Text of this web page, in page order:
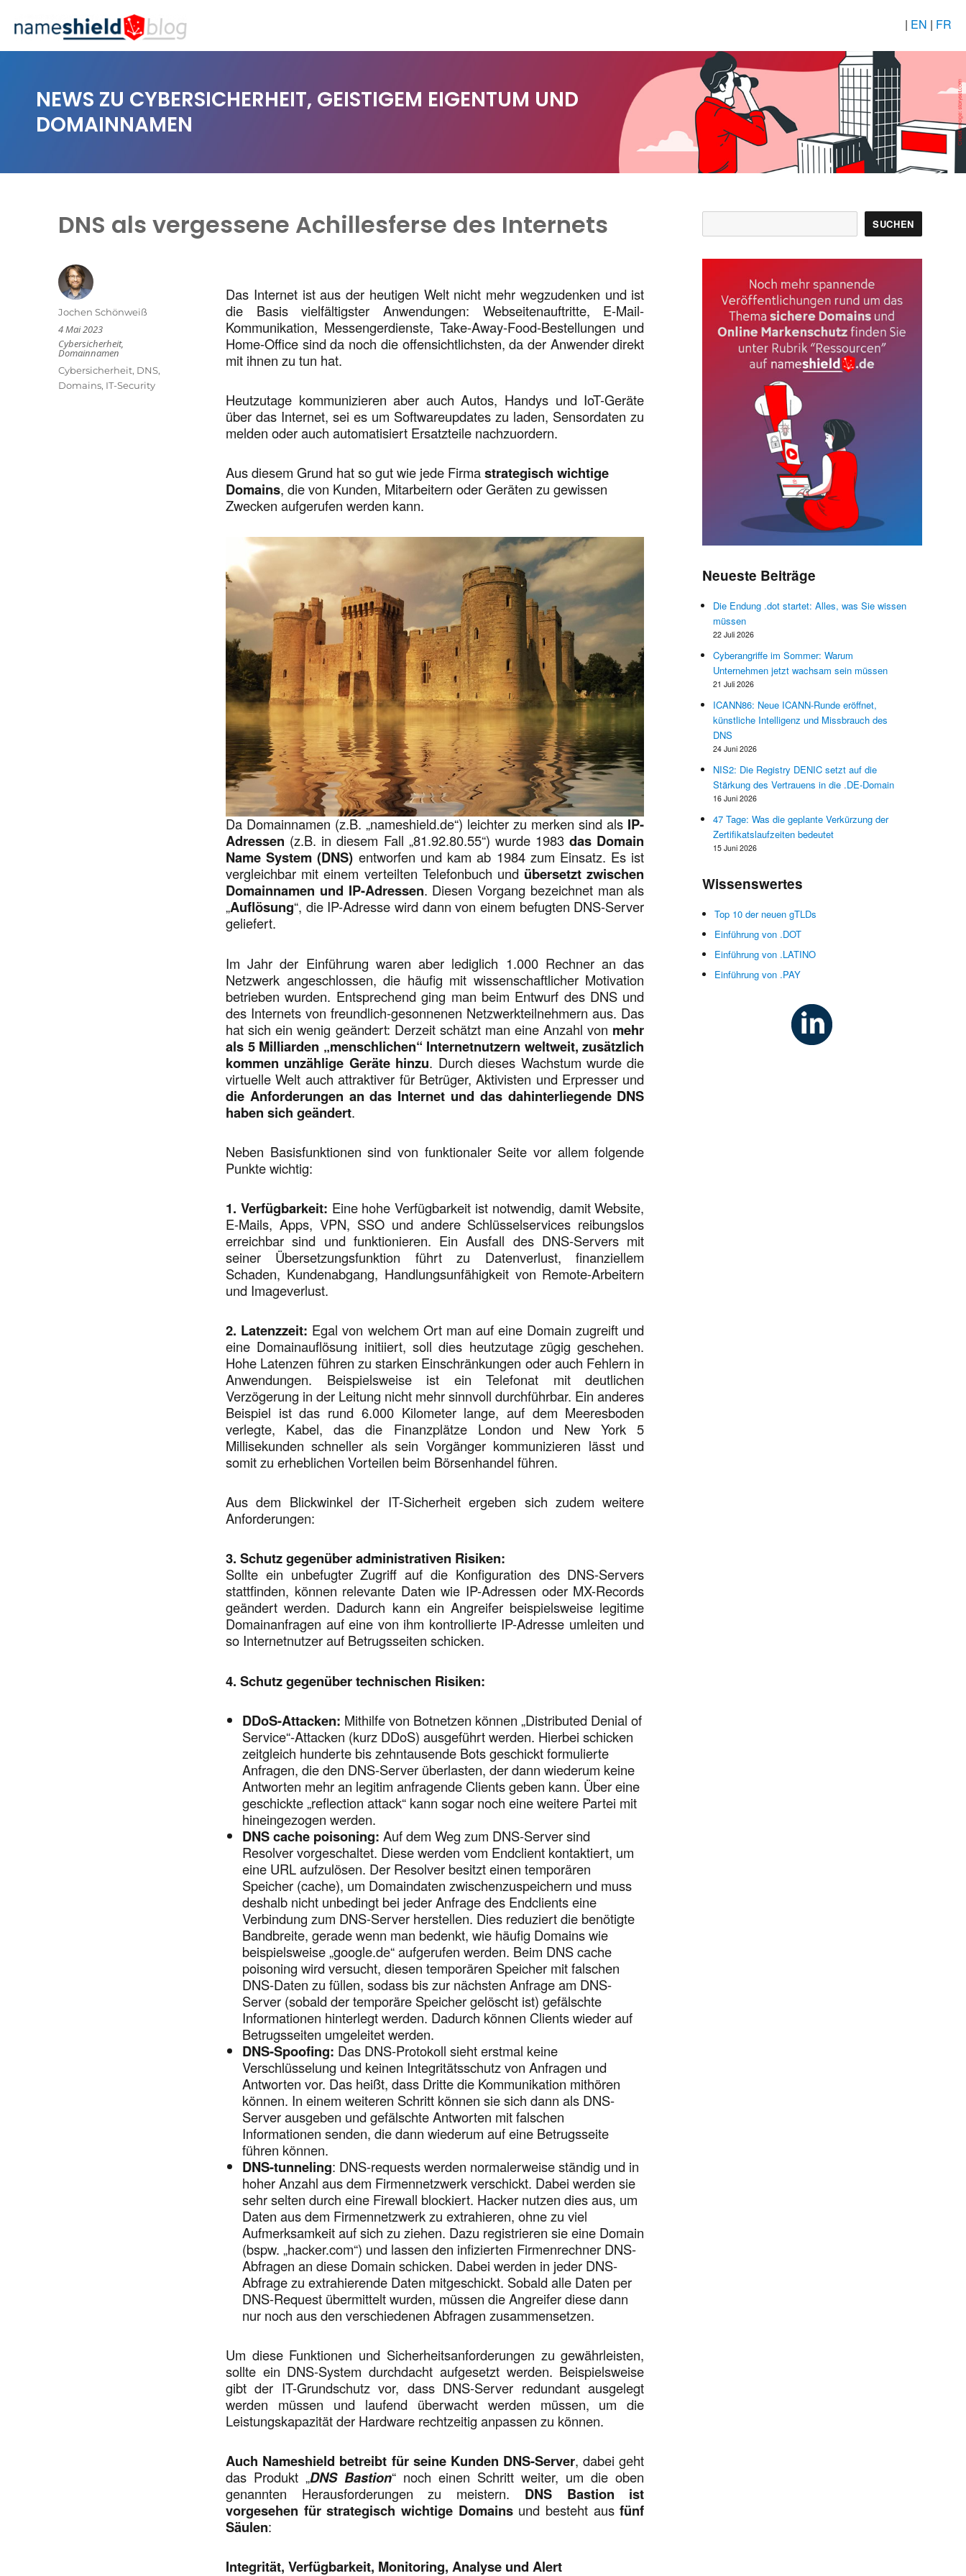
| EN | FR
NEWS ZU CYBERSICHERHEIT, GEISTIGEM EIGENTUM UND
DOMAINNAMEN
DNS als vergessene Achillesferse des Internets
Das Internet ist aus der heutigen Welt nicht mehr wegzudenken und ist
die Basis vielfältigster Anwendungen: Webseitenauftritte, E-Mail-
Kommunikation, Messengerdienste, Take-Away-Food-Bestellungen und
Home-Office sind da noch die offensichtlichsten, da der Anwender direkt
mit ihnen zu tun hat.
Heutzutage kommunizieren aber auch Autos, Handys und IoT-Geräte
über das Internet, sei es um Softwareupdates zu laden, Sensordaten zu
melden oder auch automatisiert Ersatzteile nachzuordern.
Aus diesem Grund hat so gut wie jede Firmastrategisch wichtige
Domains, die von Kunden, Mitarbeitern oder Geräten zu gewissen
Zwecken aufgerufen werden kann.
Da Domainnamen (z.B. „nameshield.de“) leichter zu merken sind als IP-
Adressen (z.B. in diesem Fall „81.92.80.55“) wurde 1983das Domain
Name System (DNS) entworfen und kam ab 1984 zum Einsatz. Es ist
vergleichbar mit einem verteilten Telefonbuch und übersetzt zwischen
Domainnamen und IP-Adressen. Diesen Vorgang bezeichnet man als
„Auflösung“, die IP-Adresse wird dann von einem befugten DNS-Server
geliefert.
Im Jahr der Einführung waren aber lediglich 1.000 Rechner an das
Netzwerk angeschlossen, die häufig mit wissenschaftlicher Motivation
betrieben wurden. Entsprechend ging man beim Entwurf des DNS und
des Internets von freundlich-gesonnenen Netzwerkteilnehmern aus. Das
hat sich ein wenig geändert: Derzeit schätzt man eine Anzahl von mehr
als 5 Milliarden „menschlichen“ Internetnutzern weltweit, zusätzlich
kommen unzählige Geräte hinzu. Durch dieses Wachstum wurde die
virtuelle Welt auch attraktiver für Betrüger, Aktivisten und Erpresser und
die Anforderungen an das Internet und das dahinterliegende DNS
haben sich geändert.
Neben Basisfunktionen sind von funktionaler Seite vor allem folgende
Punkte wichtig:
1. Verfügbarkeit: Eine hohe Verfügbarkeit ist notwendig, damit Website,
E-Mails, Apps, VPN, SSO und andere Schlüsselservices reibungslos
erreichbar sind und funktionieren. Ein Ausfall des DNS-Servers mit
seiner Übersetzungsfunktion führt zu Datenverlust, finanziellem
Schaden, Kundenabgang, Handlungsunfähigkeit von Remote-Arbeitern
und Imageverlust.
2. Latenzzeit: Egal von welchem Ort man auf eine Domain zugreift und
eine Domainauflösung initiiert, soll dies heutzutage zügig geschehen.
Hohe Latenzen führen zu starken Einschränkungen oder auch Fehlern in
Anwendungen. Beispielsweise ist ein Telefonat mit deutlichen
Verzögerung in der Leitung nicht mehr sinnvoll durchführbar. Ein anderes
Beispiel ist das rund 6.000 Kilometer lange, auf dem Meeresboden
verlegte, Kabel, das die Finanzplätze London und New York 5
Millisekunden schneller als sein Vorgänger kommunizieren lässt und
somit zu erheblichen Vorteilen beim Börsenhandel führen.
Aus dem Blickwinkel der IT-Sicherheit ergeben sich zudem weitere
Anforderungen:
3. Schutz gegenüber administrativen Risiken:
Sollte ein unbefugter Zugriff auf die Konfiguration des DNS-Servers
stattfinden, können relevante Daten wie IP-Adressen oder MX-Records
geändert werden. Dadurch kann ein Angreifer beispielsweise legitime
Domainanfragen auf eine von ihm kontrollierte IP-Adresse umleiten und
so Internetnutzer auf Betrugsseiten schicken.
4. Schutz gegenüber technischen Risiken:
DDoS-Attacken: Mithilfe von Botnetzen können „Distributed Denial of
Service“-Attacken (kurz DDoS) ausgeführt werden. Hierbei schicken
zeitgleich hunderte bis zehntausende Bots geschickt formulierte
Anfragen, die den DNS-Server überlasten, der dann wiederum keine
Antworten mehr an legitim anfragende Clients geben kann. Über eine
geschickte „reflection attack“ kann sogar noch eine weitere Partei mit
hineingezogen werden.
DNS cache poisoning: Auf dem Weg zum DNS-Server sind
Resolver vorgeschaltet. Diese werden vom Endclient kontaktiert, um
eine URL aufzulösen. Der Resolver besitzt einen temporären
Speicher (cache), um Domaindaten zwischenzuspeichern und muss
deshalb nicht unbedingt bei jeder Anfrage des Endclients eine
Verbindung zum DNS-Server herstellen. Dies reduziert die benötigte
Bandbreite, gerade wenn man bedenkt, wie häufig Domains wie
beispielsweise „google.de“ aufgerufen werden. Beim DNS cache
poisoning wird versucht, diesen temporären Speicher mit falschen
DNS-Daten zu füllen, sodass bis zur nächsten Anfrage am DNS-
Server (sobald der temporäre Speicher gelöscht ist) gefälschte
Informationen hinterlegt werden. Dadurch können Clients wieder auf
Betrugsseiten umgeleitet werden.
DNS-Spoofing: Das DNS-Protokoll sieht erstmal keine
Verschlüsselung und keinen Integritätsschutz von Anfragen und
Antworten vor. Das heißt, dass Dritte die Kommunikation mithören
können. In einem weiteren Schritt können sie sich dann als DNS-
Server ausgeben und gefälschte Antworten mit falschen
Informationen senden, die dann wiederum auf eine Betrugsseite
führen können.
DNS-tunneling: DNS-requests werden normalerweise ständig und in
hoher Anzahl aus dem Firmennetzwerk verschickt. Dabei werden sie
sehr selten durch eine Firewall blockiert. Hacker nutzen dies aus, um
Daten aus dem Firmennetzwerk zu extrahieren, ohne zu viel
Aufmerksamkeit auf sich zu ziehen. Dazu registrieren sie eine Domain
(bspw. „hacker.com“) und lassen den infizierten Firmenrechner DNS-
Abfragen an diese Domain schicken. Dabei werden in jeder DNS-
Abfrage zu extrahierende Daten mitgeschickt. Sobald alle Daten per
DNS-Request übermittelt wurden, müssen die Angreifer diese dann
nur noch aus den verschiedenen Abfragen zusammensetzen.
Um diese Funktionen und Sicherheitsanforderungen zu gewährleisten,
sollte ein DNS-System durchdacht aufgesetzt werden. Beispielsweise
gibt der IT-Grundschutz vor, dass DNS-Server redundant ausgelegt
werden müssen und laufend überwacht werden müssen, um die
Leistungskapazität der Hardware rechtzeitig anpassen zu können.
Auch Nameshield betreibt für seine Kunden DNS-Server, dabei geht
das Produkt „DNS Bastion“ noch einen Schritt weiter, um die oben
genannten Herausforderungen zu meistern. DNS Bastion ist
vorgesehen für strategisch wichtige Domainsund besteht ausfünf
Säulen:
Integrität, Verfügbarkeit, Monitoring, Analyse und Alert
Autor
Jochen Schönweiß
Veröffentlicht
am
4 Mai 2023
Kategorien
Cybersicherheit,
Domainnamen
Schlagwörter
Cybersicherheit, DNS,
Domains, IT-Security
SUCHEN
Neueste Beiträge
Die Endung .dot startet: Alles, was Sie wissen
müssen
22 Juli 2026
Cyberangriffe im Sommer: Warum
Unternehmen jetzt wachsam sein müssen
21 Juli 2026
ICANN86: Neue ICANN-Runde eröffnet,
künstliche Intelligenz und Missbrauch des
DNS
24 Juni 2026
NIS2: Die Registry DENIC setzt auf die
Stärkung des Vertrauens in die .DE-Domain
16 Juni 2026
47 Tage: Was die geplante Verkürzung der
Zertifikatslaufzeiten bedeutet
15 Juni 2026
Wissenswertes
Top 10 der neuen gTLDs
Einführung von .DOT
Einführung von .LATINO
Einführung von .PAY